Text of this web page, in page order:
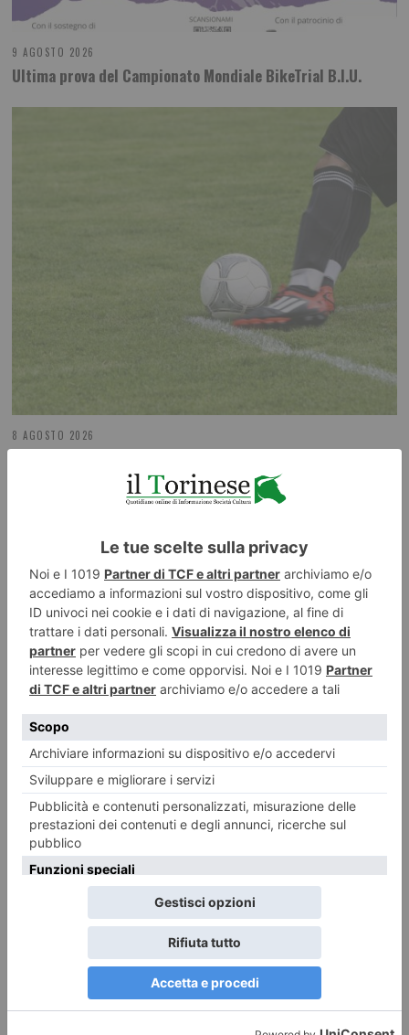
9 AGOSTO 2026
Ultima prova del Campionato Mondiale BikeTrial B.I.U.
8 AGOSTO 2026
ILTORINESE POST RECENTI
LASCIA UN COMMENTO